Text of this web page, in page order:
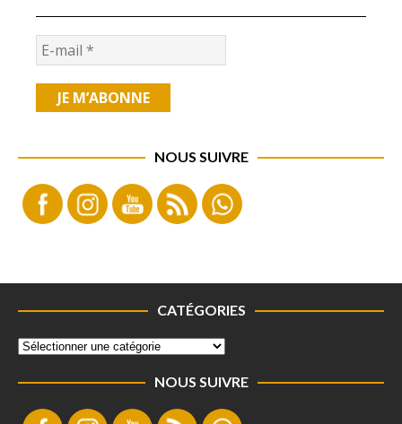
NOUS SUIVRE
CATÉGORIES
NOUS SUIVRE